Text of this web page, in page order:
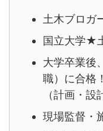
土木ブロガ
国立大学★
大学卒業後
職）に合格
（計画・設
現場監督・